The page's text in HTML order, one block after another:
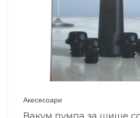
Акесесоари